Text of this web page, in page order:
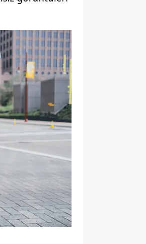
için lütfen